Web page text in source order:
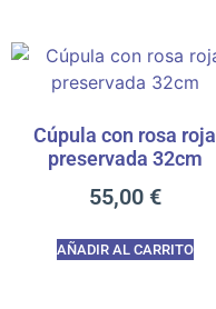
Cúpula con rosa roja
preservada 32cm
55,00 €
AÑADIR AL CARRITO